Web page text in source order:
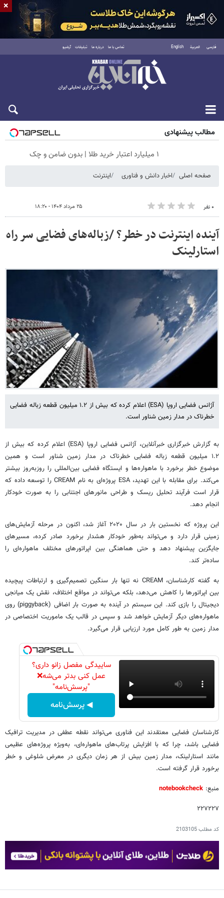
فارسی العربية English تماس با ما درباره ما تبلیغات آرشیو
جمعه ۱۶ مرداد ۱۴۰۵
مطالب پیشنهادی
۱ میلیارد اعتبار خرید طلا | بدون ضامن و چک
صفحه اصلی اخبار دانش و فناوری اینترنت
۰ نفر ۲۵ مرداد ۱۴۰۴ - ۱۸:۲۰
آینده اینترنت در خطر؟ /زباله‌های فضایی سر راه
استارلینک
آژانس فضایی اروپا (ESA) اعلام کرده که بیش از ۱.۲ میلیون قطعه زباله فضایی
خطرناک در مدار زمین شناور است.
به گزارش خبرگزاری خبرآنلاین، آژانس فضایی اروپا (ESA) اعلام کرده که بیش از
۱.۲ میلیون قطعه زباله فضایی خطرناک در مدار زمین شناور است و همین
موضوع خطر برخورد با ماهواره‌ها و ایستگاه فضایی بین‌المللی را روزبه‌روز بیشتر
می‌کند. برای مقابله با این تهدید، ESA پروژه‌ای به نام CREAM را توسعه داده که
قرار است فرآیند تحلیل ریسک و طراحی مانورهای اجتنابی را به صورت خودکار
انجام دهد.
این پروژه که نخستین بار در سال ۲۰۲۰ آغاز شد، اکنون در مرحله آزمایش‌های
زمینی قرار دارد و می‌تواند به‌طور خودکار هشدار برخورد صادر کرده، مسیرهای
جایگزین پیشنهاد دهد و حتی هماهنگی بین اپراتورهای مختلف ماهواره‌ای را
ساده‌تر کند.
به گفته کارشناسان، CREAM نه تنها بار سنگین تصمیم‌گیری و ارتباطات پیچیده
بین اپراتورها را کاهش می‌دهد، بلکه می‌تواند در مواقع اختلاف، نقش یک میانجی
دیجیتال را بازی کند. این سیستم در آینده به صورت بار اضافی (piggyback) روی
ماهواره‌های دیگر آزمایش خواهد شد و سپس در قالب یک ماموریت اختصاصی در
مدار زمین به طور کامل مورد ارزیابی قرار می‌گیرد.
ساییدگی مفصل زانو داری؟
عمل کنی بدتر می‌شه❌
"پرسش‌نامه"
◀ پرسش‌نامه
کارشناسان فضایی معتقدند این فناوری می‌تواند نقطه عطفی در مدیریت ترافیک
فضایی باشد، چرا که با افزایش پرتاب‌های ماهواره‌ای، به‌ویژه پروژه‌های عظیمی
مانند استارلینک، مدار زمین بیش از هر زمان دیگری در معرض شلوغی و خطر
برخورد قرار گرفته است.
منبع: notebookcheck
۲۲۷۲۲۷
کد مطلب2103105
×